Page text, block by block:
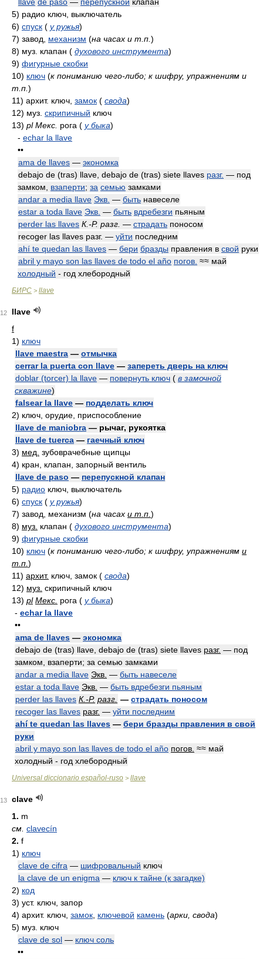
5) радио ключ, выключатель
6) спуск ( у ружья)
7) завод, механизм (на часах и т.п. )
8) муз. клапан ( духового инструмента)
9) фигурные скобки
10) ключ (к пониманию чего-либо; к шифру, упражнениям и
т.п. )
11) архит. ключ, замок ( свода)
12) муз. скрипичный ключ
13) pl Мекс. рога ( у быка)
- echar la llave
••
ama de llaves — экономка
debajo de (tras) llave, debajo de (tras) siete llaves разг. — под
замком, взаперти; за семью замками
andar a media llave Экв. — быть навеселе
estar a toda llave Экв. — быть вдребезги пьяным
perder las llaves К.-Р. разг. — страдать поносом
recoger las llaves разг. — уйти последним
ahí te quedan las llaves — бери бразды правления в свой руки
abril y mayo son las llaves de todo el año погов. ≈≈ май
холодный - год хлебородный
БИРС > llave
12
llave
f
1) ключ
llave maestra — отмычка
cerrar la puerta con llave — запереть дверь на ключ
doblar (torcer) la llave — повернуть ключ ( в замочной
скважине)
falsear la llave — подделать ключ
2) ключ, орудие, приспособление
llave de maniobra — рычаг, рукоятка
llave de tuerca — гаечный ключ
3) мед. зубоврачебные щипцы
4) кран, клапан, запорный вентиль
llave de paso — перепускной клапан
5) радио ключ, выключатель
6) спуск ( у ружья)
7) завод, механизм (на часах и т.п. )
8) муз. клапан ( духового инструмента)
9) фигурные скобки
10) ключ (к пониманию чего-либо; к шифру, упражнениям и
т.п. )
11) архит. ключ, замок ( свода)
12) муз. скрипичный ключ
13) pl Мекс. рога ( у быка)
- echar la llave
••
ama de llaves — экономка
debajo de (tras) llave, debajo de (tras) siete llaves разг. — под
замком, взаперти; за семью замками
andar a media llave Экв. — быть навеселе
estar a toda llave Экв. — быть вдребезги пьяным
perder las llaves К.-Р. разг. — страдать поносом
recoger las llaves разг. — уйти последним
ahí te quedan las llaves — бери бразды правления в свой
руки
abril y mayo son las llaves de todo el año погов. ≈≈ май
холодный - год хлебородный
Universal diccionario español-ruso > llave
13
clave
1. m
см. clavecín
2. f
1) ключ
clave de cifra — шифровальный ключ
la clave de un enigma — ключ к тайне (к загадке)
2) код
3) уст. ключ, запор
4) архит. ключ, замок ключевой камень (арки, свода)
5) муз. ключ
clave de sol — ключ соль
••